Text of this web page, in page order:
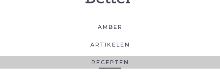
AMBER
ARTIKELEN
RECEPTEN